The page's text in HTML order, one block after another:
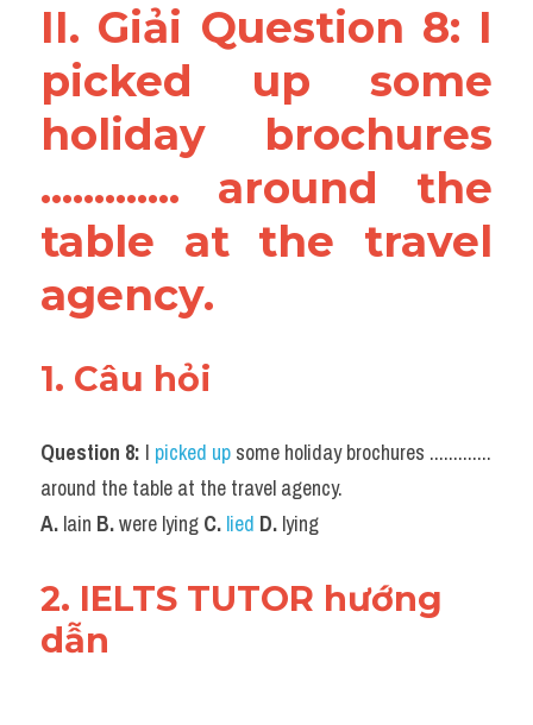
II. Giải Question 8: I
picked up some
holiday brochures
............. around the
table at the travel
agency.
1. Câu hỏi
Question 8: I picked up some holiday brochures .............
around the table at the travel agency.
A. lain B. were lying C. lied D. lying
2. IELTS TUTOR hướng
dẫn